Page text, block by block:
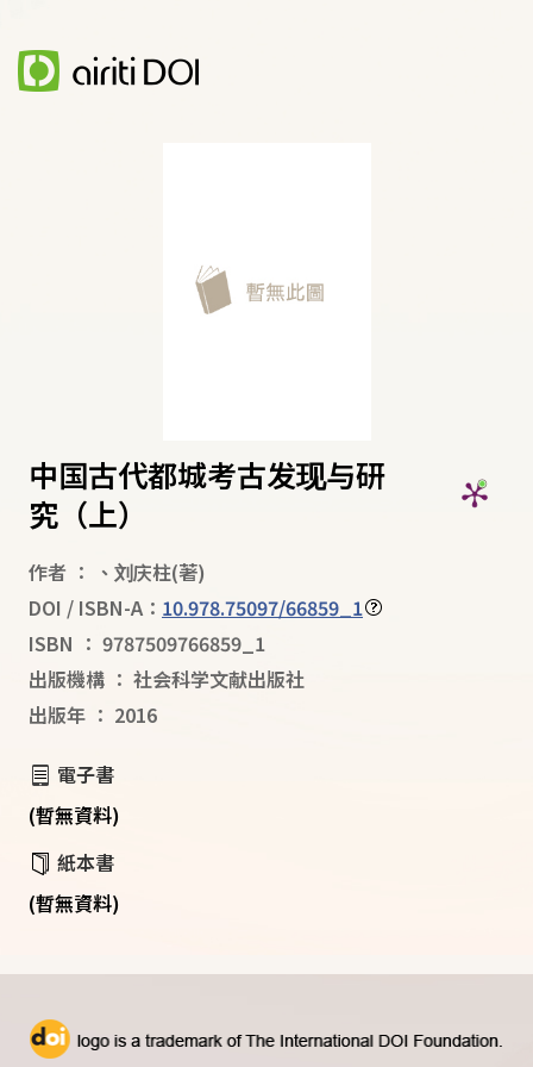
中国古代都城考古发现与研
究（上）
作者 ： 、 刘庆柱(著)
DOI / ISBN-A： 10.978.75097/66859_1
ISBN ： 9787509766859_1
出版機構 ： 社会科学文献出版社
出版年 ： 2016
電子書
(暫無資料)
紙本書
(暫無資料)